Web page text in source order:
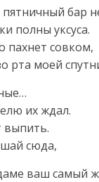
бар
полны уксуса.
пахнет совком,
рта моей
их ждал.
выпить.
сюда,
ваш самый